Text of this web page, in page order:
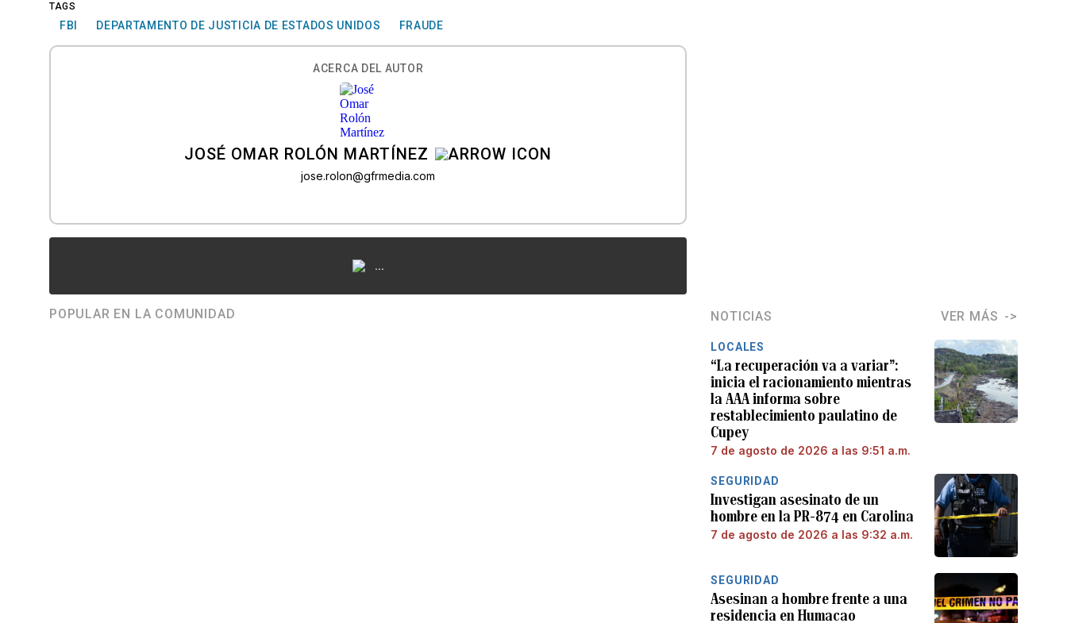
TAGS
FBI DEPARTAMENTO DE JUSTICIA DE ESTADOS UNIDOS FRAUDE
ACERCA DEL AUTOR
JOSÉ OMAR ROLÓN MARTÍNEZ
jose.rolon@gfrmedia.com
...
POPULAR EN LA COMUNIDAD NOTICIAS VER MÁS
LOCALES
“La recuperación va a variar”:
inicia el racionamiento mientras
la AAA informa sobre
restablecimiento paulatino de
Cupey
7 de agosto de 2026 a las 9:51 a.m.
SEGURIDAD
Investigan asesinato de un
hombre en la PR-874 en Carolina
7 de agosto de 2026 a las 9:32 a.m.
SEGURIDAD
Asesinan a hombre frente a una
residencia en Humacao